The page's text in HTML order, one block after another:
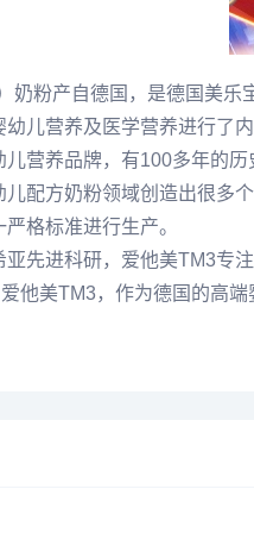
奶粉产自德国，是德国美
幼儿营养及医学营养进行了
儿营养品牌，有100多年的
配方奶粉领域创造出很多
格标准进行生产。
亚先进科研，爱他美TM3专
他美TM3，作为德国的高